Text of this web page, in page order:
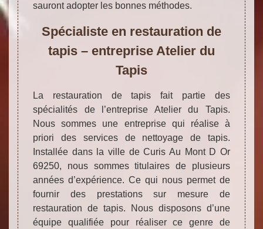
sauront adopter les bonnes méthodes.
Spécialiste en restauration de
tapis – entreprise Atelier du
Tapis
La restauration de tapis fait partie des
spécialités de l’entreprise Atelier du Tapis.
Nous sommes une entreprise qui réalise à
priori des services de nettoyage de tapis.
Installée dans la ville de Curis Au Mont D Or
69250, nous sommes titulaires de plusieurs
années d’expérience. Ce qui nous permet de
fournir des prestations sur mesure de
restauration de tapis. Nous disposons d’une
équipe qualifiée pour réaliser ce genre de